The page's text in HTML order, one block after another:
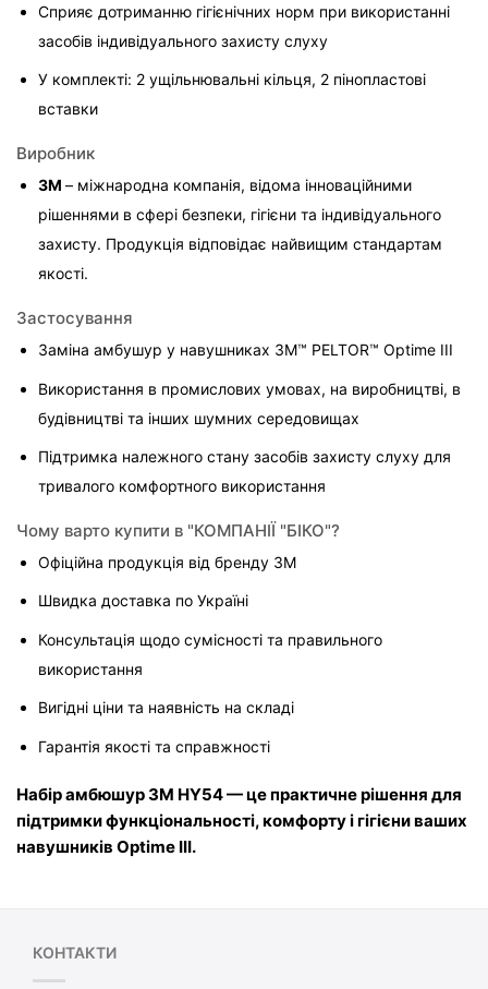
Сприяє дотриманню гігієнічних норм при використанні
засобів індивідуального захисту слуху
У комплекті: 2 ущільнювальні кільця, 2 пінопластові
вставки
Виробник
3M – міжнародна компанія, відома інноваційними
рішеннями в сфері безпеки, гігієни та індивідуального
захисту. Продукція відповідає найвищим стандартам
якості.
Застосування
Заміна амбушур у навушниках 3M™ PELTOR™ Optime III
Використання в промислових умовах, на виробництві, в
будівництві та інших шумних середовищах
Підтримка належного стану засобів захисту слуху для
тривалого комфортного використання
Чому варто купити в "КОМПАНІЇ "БІКО"?
Офіційна продукція від бренду 3M
Швидка доставка по Україні
Консультація щодо сумісності та правильного
використання
Вигідні ціни та наявність на складі
Гарантія якості та справжності
Набір амбюшур 3M HY54 — це практичне рішення для
підтримки функціональності, комфорту і гігієни ваших
навушників Optime III.
КОНТАКТИ